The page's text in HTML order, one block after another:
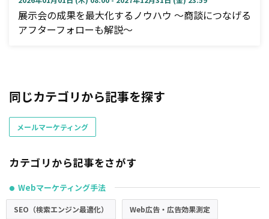
展示会の成果を最大化するノウハウ ～商談につなげる
アフターフォローも解説～
同じカテゴリから記事を探す
メールマーケティング
カテゴリから記事をさがす
● Webマーケティング手法
SEO（検索エンジン最適化） Web広告・広告効果測定